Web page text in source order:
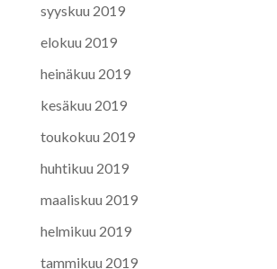
syyskuu 2019
elokuu 2019
heinäkuu 2019
kesäkuu 2019
toukokuu 2019
huhtikuu 2019
maaliskuu 2019
helmikuu 2019
tammikuu 2019